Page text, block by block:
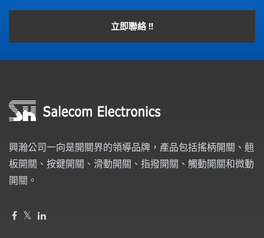
立即聯絡 !!
興瀚公司一向是開關界的領導品牌，產品包括搖柄開關、翹
板開關、按鍵開關、滑動開關、指撥開關、觸動開關和微動
開關。